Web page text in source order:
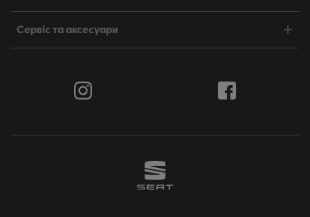
Сервіс та аксесуари